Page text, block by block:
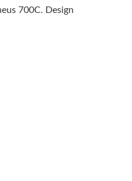
700C. Design